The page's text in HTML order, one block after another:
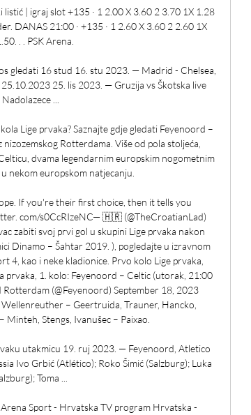
| igraj slot +135 · 1 2.00 X 3.60 2 3.70 1X 1.28
DANAS 21:00 · +135 · 1 2.60 X 3.60 2 2.60 1X
Arena.
gledati 16 stud 16. stu 2023. — Madrid - Chelsea,
25. lis 2023. — Gruzija vs Škotska live
...
Lige prvaka? Saznajte gdje gledati Feyenoord –
Rotterdama. Više od pola stoljeća,
dvama legendarnim europskim nogometnim
nekom europskom natjecanju.
If you're their first choice, then it tells you
com/s0CcRIzeNC— 🇭🇷 (@TheCroatianLad)
zabiti svoj prvi gol u skupini Lige prvaka nakon
Dinamo – Šahtar 2019. ), pogledajte u izravnom
4, kao i neke kladionice. Prvo kolo Lige prvaka,
prvaka, 1. kolo: Feyenoord – Celtic (utorak, 21:00
(@Feyenoord) September 18, 2023
– Geertruida, Trauner, Hancko,
Stengs, Ivanušec – Paixao.
utakmicu 19. ruj 2023. — Feyenoord, Atletico
Ivo Grbić (Atlético); Roko Šimić (Salzburg); Luka
Toma ...
Sport - Hrvatska TV program Hrvatska -